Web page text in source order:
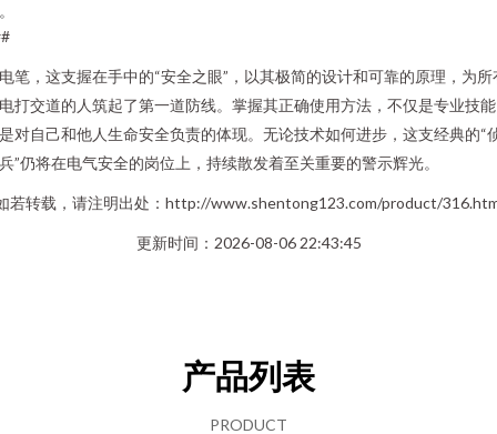
笔，这支握在手中的“安全之眼”，以其极简的设计和可靠的原理，为所
打交道的人筑起了第一道防线。掌握其正确使用方法，不仅是专业技
对自己和他人生命安全负责的体现。无论技术如何进步，这支经典的“
”仍将在电气安全的岗位上，持续散发着至关重要的警示辉光。
若转载，请注明出处：http://www.shentong123.com/product/
更新时间：2026-08-06 22:43:45
产品列表
PRODUCT